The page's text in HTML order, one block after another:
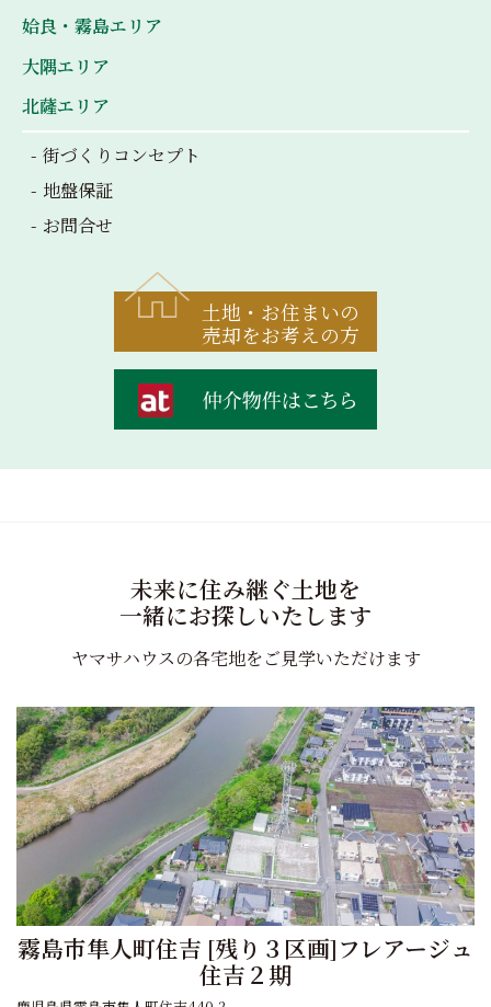
姶良・霧島エリア
大隅エリア
北薩エリア
街づくりコンセプト
地盤保証
お問合せ
土地・お住まいの
売却をお考えの方
未来に住み継ぐ土地を
一緒にお探しいたします
ヤマサハウスの各宅地をご見学いただけます
霧島市隼人町住吉 [残り３区画]フレアージュ
住吉２期